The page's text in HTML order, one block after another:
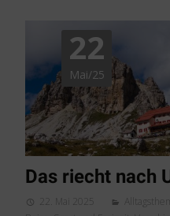
22
Mai/25
Das riecht nach
22. Mai 2025